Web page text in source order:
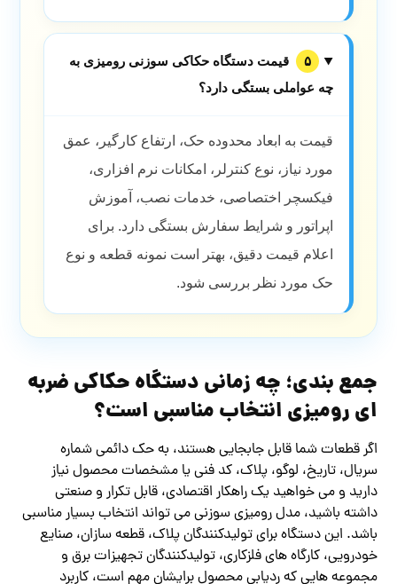
۵
قیمت دستگاه حکاکی سوزنی رومیزی به
چه عواملی بستگی دارد؟
قیمت به ابعاد محدوده حک، ارتفاع کارگیر، عمق
مورد نیاز، نوع کنترلر، امکانات نرم افزاری،
فیکسچر اختصاصی، خدمات نصب، آموزش
اپراتور و شرایط سفارش بستگی دارد. برای
اعلام قیمت دقیق، بهتر است نمونه قطعه و نوع
حک مورد نظر بررسی شود.
جمع بندی؛ چه زمانی دستگاه حکاکی ضربه
ای رومیزی انتخاب مناسبی است؟
اگر قطعات شما قابل جابجایی هستند، به حک دائمی شماره
سریال، تاریخ، لوگو، پلاک، کد فنی یا مشخصات محصول نیاز
دارید و می خواهید یک راهکار اقتصادی، قابل تکرار و صنعتی
داشته باشید، مدل رومیزی سوزنی می تواند انتخاب بسیار مناسبی
باشد. این دستگاه برای تولیدکنندگان پلاک، قطعه سازان، صنایع
خودرویی، کارگاه های فلزکاری، تولیدکنندگان تجهیزات برق و
مجموعه هایی که ردیابی محصول برایشان مهم است، کاربرد